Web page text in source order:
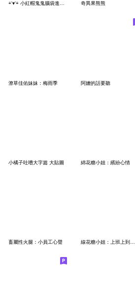
⌯'▾'⌯ 小紅帽鬼鬼腦袋進水嗎 奇異果熊熊
潦草佳佑妹妹：梅雨季 阿嬤的話要聽
小橘子吐嘈大字篇 大貼圖 綿花糖小姐：繽紛心情
畜屬性火腿：小員工心聲 線花糖小姐：上班上到快瘋掉